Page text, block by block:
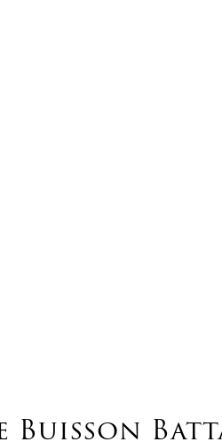
Buisson